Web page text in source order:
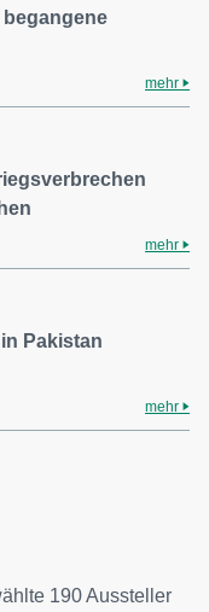
mehr
mehr
Pakistan
mehr
190 Aussteller